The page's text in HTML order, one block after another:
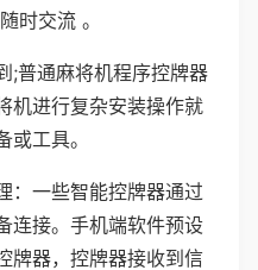
时交流 。
;普通麻将机程序控牌器
机进行复杂安装操作就
工具。
：一些智能控牌器通过
连接。手机端软件预设
牌器，控牌器接收到信